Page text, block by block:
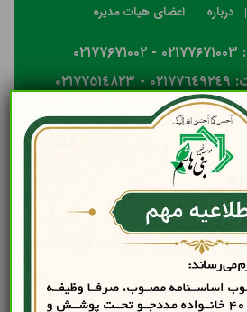
درباره اعضای هیات مدیره
This author has not written
But we are proud to say that
contributed 38